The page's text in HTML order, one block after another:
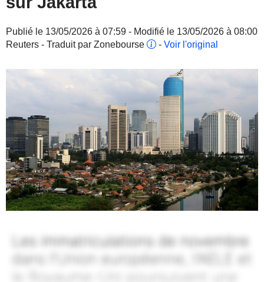
Publié le 13/05/2026 à 07:59 - Modifié le 13/05/2026 à 08:00
Reuters - Traduit par Zonebourse
- Voir l'original